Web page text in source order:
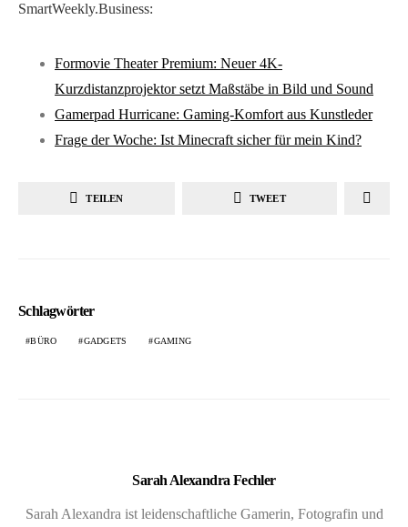
SmartWeekly.Business:
Formovie Theater Premium: Neuer 4K-
Kurzdistanzprojektor setzt Maßstäbe in Bild und Sound
Gamerpad Hurricane: Gaming-Komfort aus Kunstleder
Frage der Woche: Ist Minecraft sicher für mein Kind?
TEILEN TWEET
Schlagwörter
BÜRO GADGETS GAMING
Sarah Alexandra Fechler
Sarah Alexandra ist leidenschaftliche Gamerin, Fotografin und